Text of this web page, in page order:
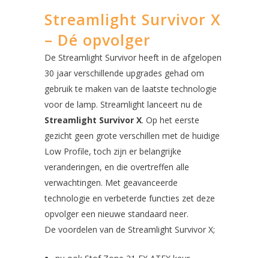
Streamlight Survivor X
– Dé opvolger
De Streamlight Survivor heeft in de afgelopen
30 jaar verschillende upgrades gehad om
gebruik te maken van de laatste technologie
voor de lamp. Streamlight lanceert nu de
Streamlight Survivor X. Op het eerste
gezicht geen grote verschillen met de huidige
Low Profile, toch zijn er belangrijke
veranderingen, en die overtreffen alle
verwachtingen. Met geavanceerde
technologie en verbeterde functies zet deze
opvolger een nieuwe standaard neer.
De voordelen van de Streamlight Survivor X;